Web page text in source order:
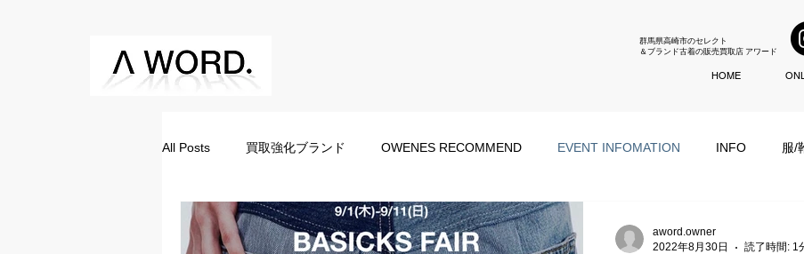
群馬県高崎市のセレクト
＆ブランド古着の販売買取店 アワード
HOME
All Posts 買取強化ブランド OWENES RECOMMEND EVENT INFOMATION INFO 服/
aword.owner
2022年8月30日
読了時間: 1